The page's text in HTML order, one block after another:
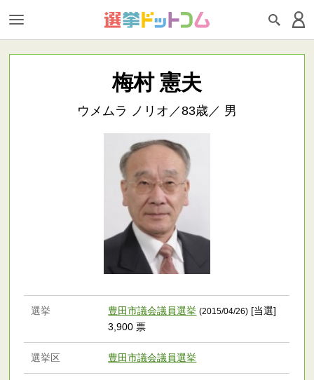
梅村 憲夫
ウメムラ ノリオ／83歳／ 男
選挙 豊田市議会議員選挙 (2015/04/26) [当選]
3,900 票
選挙区 豊田市議会議員選挙